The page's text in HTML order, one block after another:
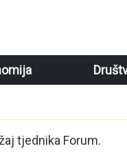
tjednika Forum.